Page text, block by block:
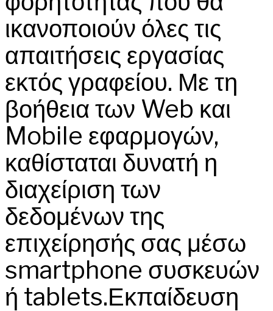
ικανοποιούν όλες τις
απαιτήσεις εργασίας
εκτός γραφείου. Με τη
βοήθεια των Web και
Mobile εφαρμογών,
καθίσταται δυνατή η
διαχείριση των
δεδομένων της
επιχείρησής σας μέσω
smartphone συσκευών
ή tablets.Εκπαίδευση